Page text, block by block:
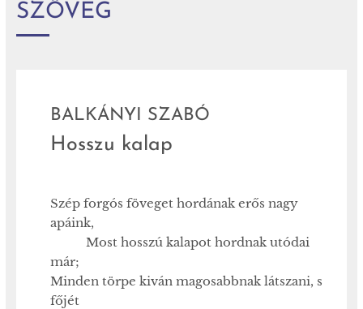
SZÖVEG
BALKÁNYI SZABÓ
Hosszu kalap
Szép forgós föveget hordának erős nagy
apáink,
Most hosszú kalapot hordnak utódai
már;
Minden törpe kiván magosabbnak látszani, s
főjét